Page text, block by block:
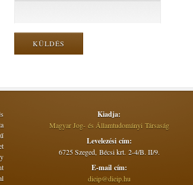
Kiadja:
Magyar Jog- és Államtudományi Társaság
Levelezési cím:
6725 Szeged, Bécsi krt. 2-4/B. II/9.
E-mail cím:
dieip@dieip.hu